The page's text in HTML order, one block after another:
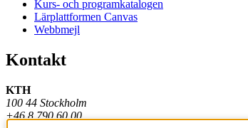
Kurs- och programkatalogen
Lärplattformen Canvas
Webbmejl
Kontakt
KTH
100 44 Stockholm
+46 8 790 60 00